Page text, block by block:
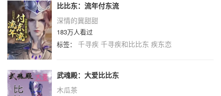
比比东：流年付东流
深情的冀甜甜
183万人看过
标签： 千寻疾 千寻疾和比比东 疾东恋
武魂殿：大爱比比东
木瓜茶